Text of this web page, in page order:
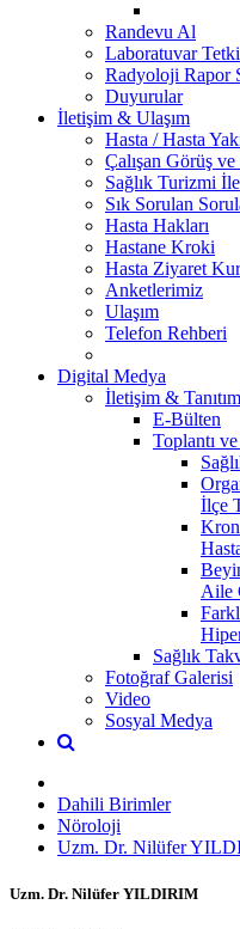
Randevu Al
Laboratuvar
Radyoloji Rapor
Duyurular
İletişim & Ulaşım
Hasta / Hasta
Çalışan Görüş
Sağlık Turizmi
Sık Sorulan
Hasta Hakları
Hastane Kroki
Hasta Ziyaret
Anketlerimiz
Ulaşım
Telefon Rehberi
Digital Medya
İletişim &
E-Bülten
Toplantı
İlçe
Aile
Sağlık
Fotoğraf Galerisi
Video
Sosyal Medya
Dahili Birimler
Nöroloji
Uzm. Dr. Nilüfer
Uzm. Dr. Nilüfer YILDIRIM